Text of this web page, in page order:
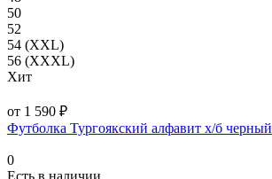
50
52
54 (XXL)
56 (XXXL)
Хит
от 1 590 ₽
Футболка Тургоякский алфавит х/б черный
0
Есть в наличии